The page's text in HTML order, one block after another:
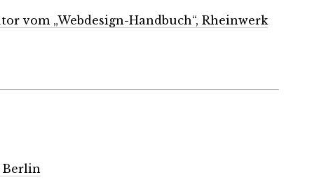
vom „Webdesign-Handbuch“, Rheinwerk
Berlin